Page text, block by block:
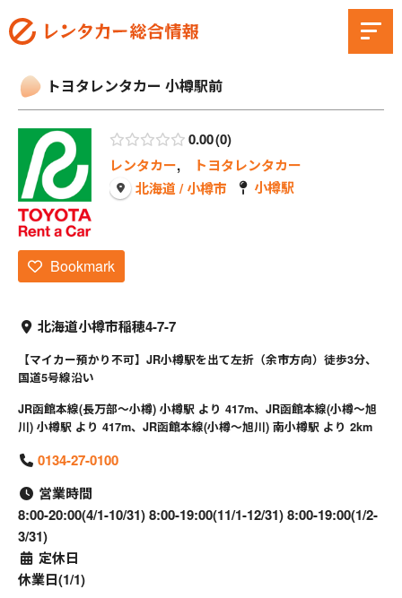
トヨタレンタカー 小樽駅前
0.00 0
レンタカー,
トヨタレンタカー
北海道 / 小樽市
小樽駅
Bookmark
北海道小樽市稲穂4-7-7
【マイカー預かり不可】JR小樽駅を出て左折（余市方向）徒歩3分、
国道5号線沿い
JR函館本線(長万部～小樽) 小樽駅 より 417m、JR函館本線(小樽～旭
川) 小樽駅 より 417m、JR函館本線(小樽～旭川) 南小樽駅 より 2km
0134-27-0100
営業時間
8:00-20:00(4/1-10/31) 8:00-19:00(11/1-12/31) 8:00-19:00(1/2-
3/31)
定休日
休業日(1/1)